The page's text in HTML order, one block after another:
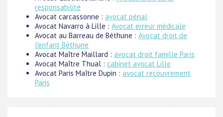
responsabilité
Avocat carcassonne : avocat pénal
Avocat Navarro à Lille : Avocat erreur médicale
Avocat au Barreau de Béthune : Avocat droit de
l'enfant Béthune
Avocat Maître Maillard : avocat droit famille Paris
Avocat Maître Thual : cabinet avocat Lille
Avocat Paris Maître Dupin : avocat recouvrement
Paris